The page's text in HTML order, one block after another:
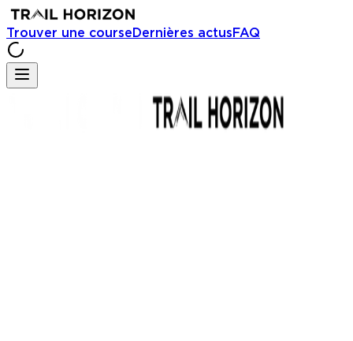
Trouver une courseDernières actusFAQ